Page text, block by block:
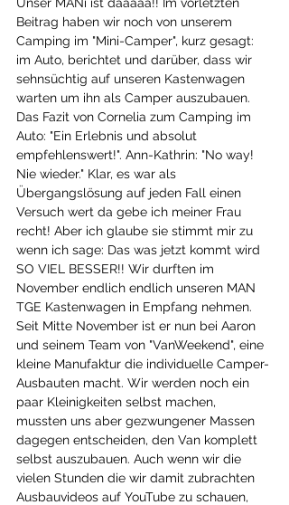
Beitrag haben wir noch von unserem
Camping im "Mini-Camper", kurz gesagt:
im Auto, berichtet und darüber, dass wir
sehnsüchtig auf unseren Kastenwagen
warten um ihn als Camper auszubauen.
Das Fazit von Cornelia zum Camping im
Auto: "Ein Erlebnis und absolut
empfehlenswert!". Ann-Kathrin: "No way!
Nie wieder." Klar, es war als
Übergangslösung auf jeden Fall einen
Versuch wert da gebe ich meiner Frau
recht! Aber ich glaube sie stimmt mir zu
wenn ich sage: Das was jetzt kommt wird
SO VIEL BESSER!! Wir durften im
November endlich endlich unseren MAN
TGE Kastenwagen in Empfang nehmen.
Seit Mitte November ist er nun bei Aaron
und seinem Team von "VanWeekend", eine
kleine Manufaktur die individuelle Camper-
Ausbauten macht. Wir werden noch ein
paar Kleinigkeiten selbst machen,
mussten uns aber gezwungener Massen
dagegen entscheiden, den Van komplett
selbst auszubauen. Auch wenn wir die
vielen Stunden die wir damit zubrachten
Ausbauvideos auf YouTube zu schauen,